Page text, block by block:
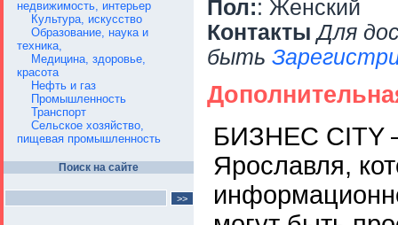
недвижимость, интерьер
Культура, искусство
Образование, наука и
техника,
Медицина, здоровье,
красота
Нефть и газ
Промышленность
Транспорт
Сельское хозяйство,
пищевая промышленность
Поиск на сайте
Пол:: Женский
Контакты Для
быть
БИЗНЕС CITY
Ярославля,